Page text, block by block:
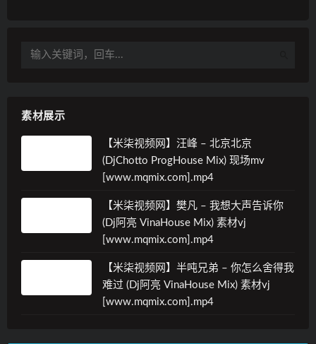
素材展示
【米柒视频网】汪峰 – 北京北京
(DjChotto ProgHouse Mix) 现场mv
[www.mqmix.com].mp4
【米柒视频网】樊凡 – 我想大声告诉你
(Dj阿亮 VinaHouse Mix) 素材vj
[www.mqmix.com].mp4
【米柒视频网】半吨兄弟 – 你怎么舍得我
难过 (Dj阿亮 VinaHouse Mix) 素材vj
[www.mqmix.com].mp4